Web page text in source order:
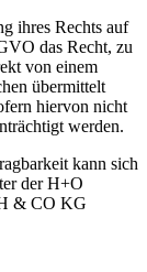
ihres Rechts auf
das Recht, zu
von einem
übermittelt
hiervon nicht
werden.
kann sich
der H+O
& CO KG